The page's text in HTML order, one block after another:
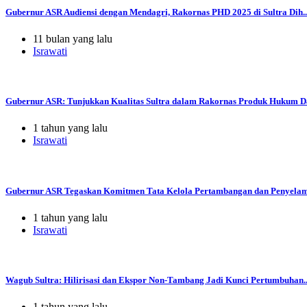
Gubernur ASR Audiensi dengan Mendagri, Rakornas PHD 2025 di Sultra
11 bulan yang lalu
Israwati
Gubernur ASR: Tunjukkan Kualitas Sultra dalam Rakornas Produk Hukum
1 tahun yang lalu
Israwati
Gubernur ASR Tegaskan Komitmen Tata Kelola Pertambangan dan
1 tahun yang lalu
Israwati
Wagub Sultra: Hilirisasi dan Ekspor Non-Tambang Jadi Kunci